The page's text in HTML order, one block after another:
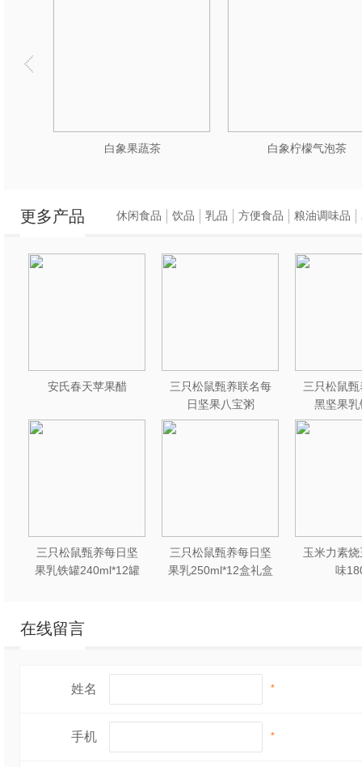
白象果蔬茶 白象柠檬气泡茶
更多产品
安氏春天苹果醋
三只松鼠甄养联名每
日坚果八宝粥
330g*12罐礼盒装
三只松鼠
黑坚果乳
240ml*20
三只松鼠甄养每日坚
果乳铁罐240ml*12罐
三只松鼠甄养每日坚
果乳250ml*12盒礼盒
玉米力素
味
休闲食品 饮品 乳品 方便食品 粮油调味品
在线留言
姓名 *
手机 *